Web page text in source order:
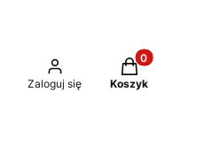
Zaloguj się
Produkty w
Koszyk